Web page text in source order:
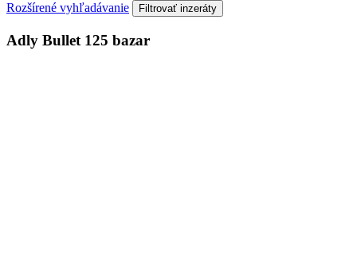
Rozšírené vyhľadávanie
Adly Bullet 125 bazar